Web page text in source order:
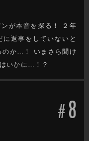
が本音を探る！ ２年
返事をしていないと
のか…！ いまさら聞け
いかに…！？
#8